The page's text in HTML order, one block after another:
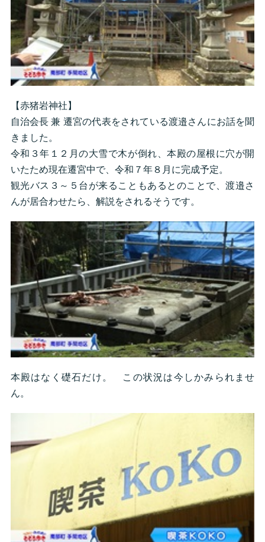
【赤猪岩神社】
自治会長 兼 遷宮の代表をされている渡邉さんにお話を聞
きました。
令和３年１２月の大雪で木が倒れ、本殿の屋根に穴が開
いたため現在遷宮中で、令和７年８月に完成予定。
観光バス３～５台が来ることもあるとのことで、渡邉さ
んが居合わせたら、解説をされるそうです。
本殿はなく礎石だけ。 この状況は今しかみられませ
ん。